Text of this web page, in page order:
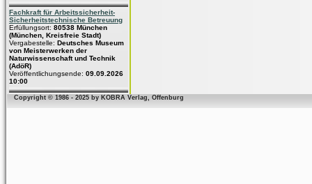
Fachkraft für Arbeitssicherheit-
Sicherheitstechnische Betreuung
Erfüllungsort: 80538 München
(München, Kreisfreie Stadt)
Vergabestelle: Deutsches Museum
von Meisterwerken der
Naturwissenschaft und Technik
(AdöR)
Veröffentlichungsende: 09.09.2026
10:00
Copyright © 1986 - 2025 by KOBRA Verlag, Offenburg